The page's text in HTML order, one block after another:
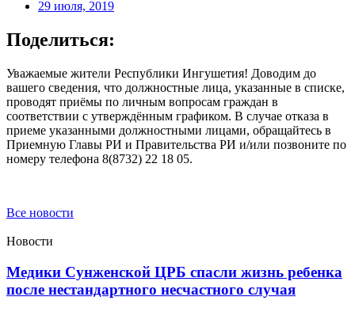
29 июля, 2019
Поделиться:
Уважаемые жители Республики Ингушетия! Доводим до
вашего сведения, что должностные лица, указанные в списке,
проводят приёмы по личным вопросам граждан в
соответствии с утверждённым графиком. В случае отказа в
приеме указанными должностными лицами, обращайтесь в
Приемную Главы РИ и Правительства РИ и/или позвоните по
номеру телефона 8(8732) 22 18 05.
Все новости
Новости
Медики Сунженской ЦРБ спасли жизнь ребенка
после нестандартного несчастного случая